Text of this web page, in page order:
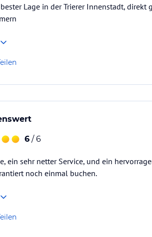
Lage in der Trierer Innenstadt,
6 / 6
ein sehr netter Service, und ein
noch einmal buchen.